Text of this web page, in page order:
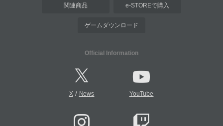
関連商品 e-STOREで購入
ゲームダウンロード
Official Information
X/ News YouTube